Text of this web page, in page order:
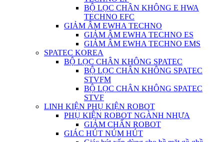
BỘ LỌC CHÂN KHÔNG E HWA
TECHNO EFC
GIẢM ÂM EWHA TECHNO
GIẢM ÂM EWHA TECHNO ES
GIẢM ÂM EWHA TECHNO EMS
SPATEC KOREA
BỘ LỌC CHÂN KHÔNG SPATEC
BỘ LỌC CHÂN KHÔNG SPATEC
STVFM
BỘ LỌC CHÂN KHÔNG SPATEC
STVF
LINH KIỆN PHỤ KIỆN ROBOT
PHỤ KIỆN ROBOT NGÀNH NHỰA
GIẢM CHẤN ROBOT
GIÁC HÚT NÚM HÚT